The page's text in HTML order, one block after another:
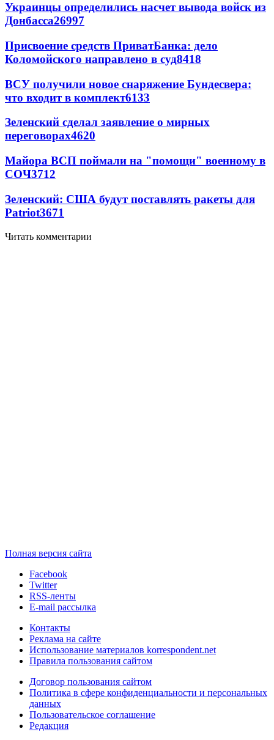
Украинцы определились насчет вывода войск из
Донбасса26997
Присвоение средств ПриватБанка: дело
Коломойского направлено в суд8418
ВСУ получили новое снаряжение Бундесвера:
что входит в комплект6133
Зеленский сделал заявление о мирных
переговорах4620
Майора ВСП поймали на "помощи" военному в
СОЧ3712
Зеленский: США будут поставлять ракеты для
Patriot3671
Читать комментарии
Полная версия сайта
Facebook
Twitter
RSS-ленты
E-mail рассылка
Контакты
Реклама на сайте
Использование материалов korrespondent.net
Правила пользования сайтом
Договор пользования сайтом
Политика в сфере конфиденциальности и персональных
данных
Пользовательское соглашение
Редакция